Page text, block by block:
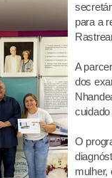
para a
A
dos
O
mulher,